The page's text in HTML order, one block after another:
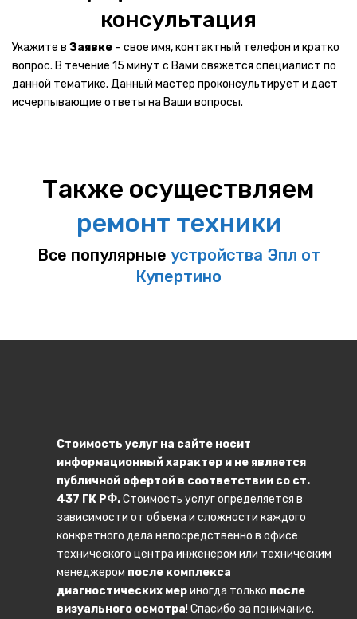
Этапы ремонта
О хранении техники
Вакансии
АКЦИИ
НОВОСТИ
КОНТАКТЫ
консультация
Укажите в Заявке – свое имя, контактный телефон и кратко
вопрос. В течение 15 минут с Вами свяжется специалист по
данной тематике. Данный мастер проконсультирует и даст
исчерпывающие ответы на Ваши вопросы.
Также осуществляем
ремонт техники
Все популярные устройства Эпл от
Купертино
Стоимость услуг на сайте носит
информационный характер и не является
публичной офертой в соответствии со ст.
437 ГК РФ.Стоимость услуг определяется в
зависимости от объема и сложности каждого
конкретного дела непосредственно в офисе
технического центра инженером или техническим
менеджером после комплекса
диагностических мериногда только после
визуального осмотра! Спасибо за понимание.